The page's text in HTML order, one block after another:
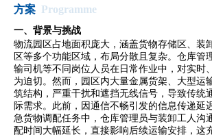
方案 Programme
一、背景与挑战
物流园区占地面积庞大，涵盖货物存储区、装
区等多个功能区域，布局分散且复杂。仓库管
输司机等不同岗位人员在日常作业中，对实时
为迫切。然而，园区内大量金属货架、大型运
筑结构，严重干扰和遮挡无线信号，导致传统
际需求。此前，因通信不畅引发的信息传递延
急货物调配任务中，仓库管理员与装卸工人沟
配时间大幅延长，直接影响后续运输安排，这